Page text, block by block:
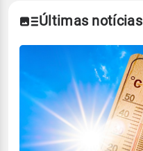
Últimas notícias